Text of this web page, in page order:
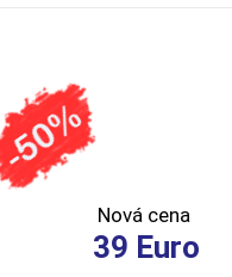
Nová cena
39 Euro